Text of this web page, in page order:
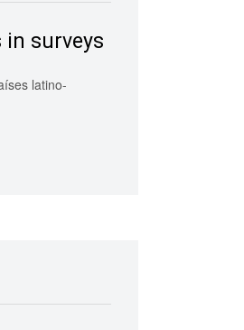
surveys
latino-